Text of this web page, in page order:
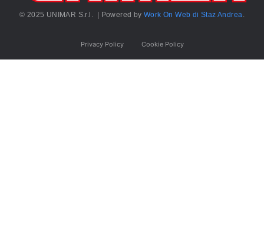
© 2025 UNIMAR S.r.l. | Powered byWork On Web di Staz Andrea.
Privacy Policy Cookie Policy